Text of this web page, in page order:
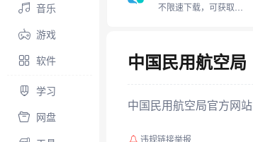
音乐
游戏
软件
学习
网盘
中国民用航空局
中国民用航空局官方网站
违规链接举报